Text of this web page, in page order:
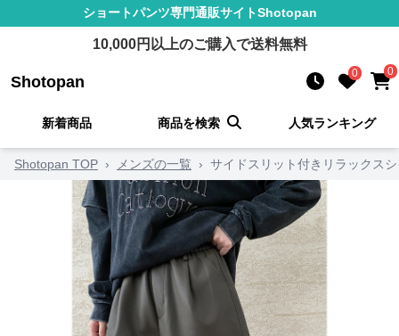
ショートパンツ専門通販サイトShotopan
10,000円以上のご購入で送料無料
Shotopan 0 0
新着商品 商品を検索 人気ランキング
Shotopan TOP › メンズの一覧 › サイドスリット付きリラックス